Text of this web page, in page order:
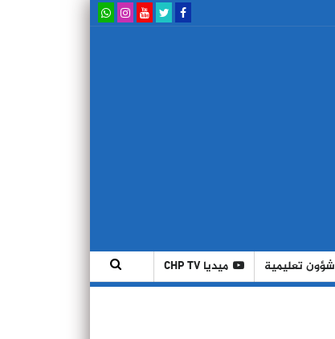
شؤون تعليمية ميديا CHP TV